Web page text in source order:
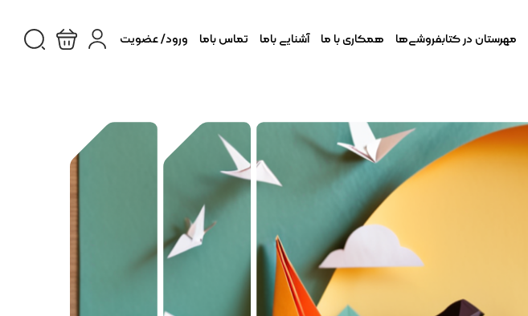
مهرستان در کتابفروشی‌ها همکاری با ما آشنایی باما تماس باما ورود/ عضویت